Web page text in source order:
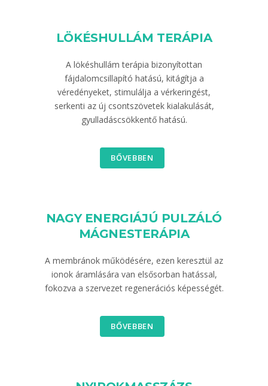
LÖKÉSHULLÁM TERÁPIA
A lökéshullám terápia bizonyítottan
fájdalomcsillapító hatású, kitágítja a
véredényeket, stimulálja a vérkeringést,
serkenti az új csontszövetek kialakulását,
gyulladáscsökkentő hatású.
BŐVEBBEN
NAGY ENERGIÁJÚ PULZÁLÓ
MÁGNESTERÁPIA
A membránok működésére, ezen keresztül az
ionok áramlására van elsősorban hatással,
fokozva a szervezet regenerációs képességét.
BŐVEBBEN